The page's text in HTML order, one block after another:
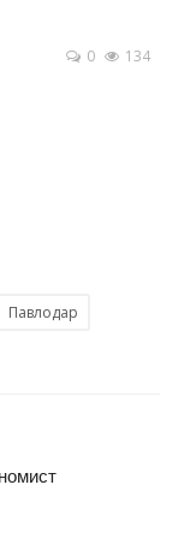
0 134
Павлодар